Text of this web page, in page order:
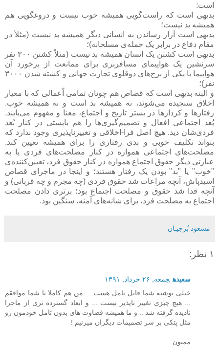
است:
بدیهی است که راست‌گویی همیشه خوب نیست و دروغگویی هم
همیشه بد نیست؛
بدیهی است آزار رساندن به انسانی دیگر همیشه بد نیست (مثلاً در
مقام دفاع در برابر یک حمله‌ی مسلحانه)؛
بدیهی است کشتن یک انسان همیشه بد نیست (مثلاً کشتن ۳۰۰ نفر
سرنشین یک هواپیمای مسافربری برای ممانعت از برخورد آن
هواپیما با یکی از برج‌های دوقلوی تجارت جهانی و کشته شدن ۳۰۰۰
نفر)؛
و البته بدیهی است که قصاص هم چونان تمامی اّعمالی که با معیار
اخلاق سنجیده می‌شوند، نه همیشه بد است و نه همیشه خوب.
رفتارها و کردارها در بستر تاریخ و اجتماع، معنا و مفهوم می‌یابند.
بُعد اجتماعی افعال و تصمیم‌گیری‌ها را هم بایستی در کنار بُعد
فردی‌شان دید. هیچ اصل فرا-اخلاقی و تغییرناپذیری وجود ندارد که
بتواند تکلیف خوبی و بدی رفتاری را برای همیشه تعیین کند.
مصلحت‌های اجتماعی همواره در کنار مصلحت‌های فردی یا به
عبارتی دیگر حقوق اجتماع همواره در کنار حقوق فرد، تعیین‌کننده‌ی
"خوب" یا "بد" بودن یک رفتار هستند؛ و اینجا در ماجرای قصاص
اسیدپاش، آنچه مراعات شد حقوق فردی (چه مجرم و چه قربانی) و
آنچه فدا شد حقوق و مصلحت اجتماع بود؛ برتری دادن مصلحت
اجتماع به مصلحت فرد، برای شانه‌های آمنه، سنگین بود.
مسعود بُرجيـان
۱ نظر:
سعیده جمعه, ۲۶ خرداد, ۱۳۹۱
خیلی نوشته شما قابل تامل هست ... من هم کاملا با شما موافقم
... هیچ چیزی تغییر ناپذیر نیست ... و ابعاد گسترده تری از ماجرا
نادیده گرفته شد .. و ما همیشه قضاوت های بدون تامل خودمون رو
مثل پتکی بر سر تصمیمات دیگران میزنیم !
ممنون